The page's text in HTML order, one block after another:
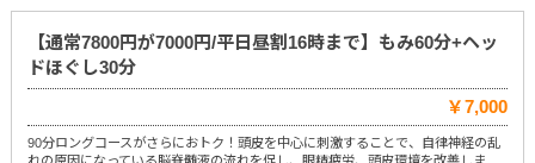
【通常7800円が7000円/平日昼割16時まで】もみ60分+ヘッ
ドほぐし30分
￥7,000
90分ロングコースがさらにおトク！頭皮を中心に刺激することで、自律神経の乱